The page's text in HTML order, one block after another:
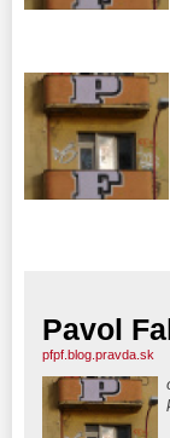
Pavol
pfpf.blog.pravda.sk